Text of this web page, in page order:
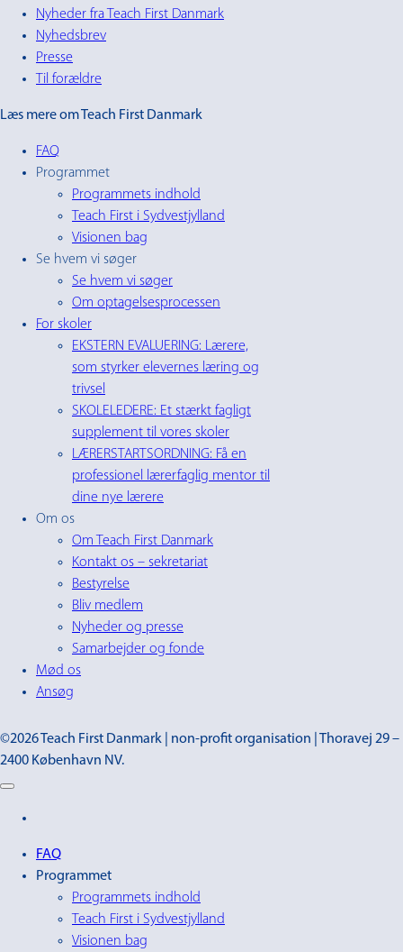
Nyheder fra Teach First Danmark
Nyhedsbrev
Presse
Til forældre
Læs mere om Teach First Danmark
FAQ
Programmet
Programmets indhold
Teach First i Sydvestjylland
Visionen bag
Se hvem vi søger
Se hvem vi søger
Om optagelsesprocessen
For skoler
EKSTERN EVALUERING: Lærere,
som styrker elevernes læring og
trivsel
SKOLELEDERE: Et stærkt fagligt
supplement til vores skoler
LÆRERSTARTSORDNING: Få en
professionel lærerfaglig mentor til
dine nye lærere
Om os
Om Teach First Danmark
Kontakt os – sekretariat
Bestyrelse
Bliv medlem
Nyheder og presse
Samarbejder og fonde
Mød os
Ansøg
©2026 Teach First Danmark | non-profit organisation | Thoravej 29 –
2400 København NV.
FAQ
Programmet
Programmets indhold
Teach First i Sydvestjylland
Visionen bag